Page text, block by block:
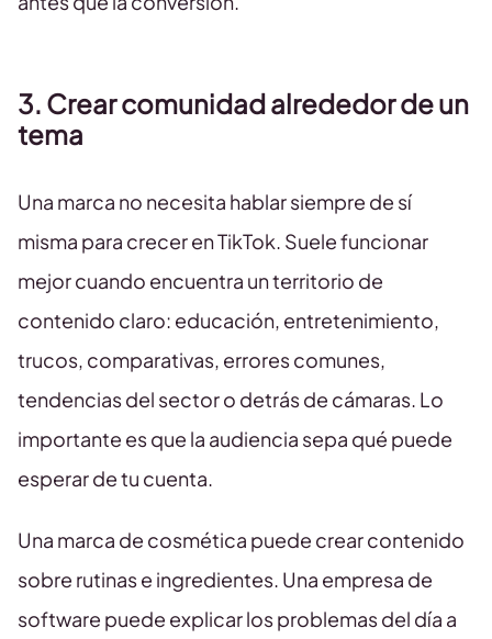
3. Crear comunidad alrededor de un
tema
Una marca no necesita hablar siempre de sí
misma para crecer en TikTok. Suele funcionar
mejor cuando encuentra un territorio de
contenido claro: educación, entretenimiento,
trucos, comparativas, errores comunes,
tendencias del sector o detrás de cámaras. Lo
importante es que la audiencia sepa qué puede
esperar de tu cuenta.
Una marca de cosmética puede crear contenido
sobre rutinas e ingredientes. Una empresa de
software puede explicar los problemas del día a